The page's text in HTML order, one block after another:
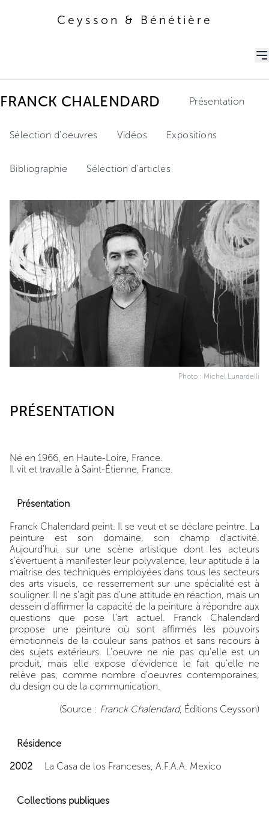
Ceysson & Bénétière
FRANCK CHALENDARD Présentation
Sélection d'oeuvres Vidéos Expositions
Bibliographie Sélection d'articles
Photo : Michel Lunardelli
PRÉSENTATION
Né en 1966, en Haute-Loire, France.
Il vit et travaille à Saint-Étienne, France.
Présentation
Franck Chalendard peint. Il se veut et se déclare peintre. La
peinture est son domaine, son champ d'activité.
Aujourd'hui, sur une scène artistique dont les acteurs
s'évertuent à manifester leur polyvalence, leur aptitude à la
maîtrise des techniques employées dans tous les secteurs
des arts visuels, ce resserrement sur une spécialité est à
souligner. Il ne s'agit pas d'une attitude en réaction, mais un
dessein d'affirmer la capacité de la peinture à répondre aux
questions que pose l'art actuel. Franck Chalendard
propose une peinture où sont affirmés les pouvoirs
émotionnels de la couleur sans pathos et sans recours à
des sujets extérieurs. L'oeuvre ne nie pas qu'elle est un
produit, mais elle expose d'évidence le fait qu'elle ne
relève pas, comme nombre d'oeuvres contemporaines,
du design ou de la communication.
(Source : Franck Chalendard, Éditions Ceysson)
Résidence
2002
La Casa de los Franceses, A.F.A.A. Mexico
Collections publiques